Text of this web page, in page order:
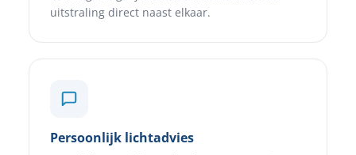
uitstraling direct naast elkaar.
Persoonlijk lichtadvies